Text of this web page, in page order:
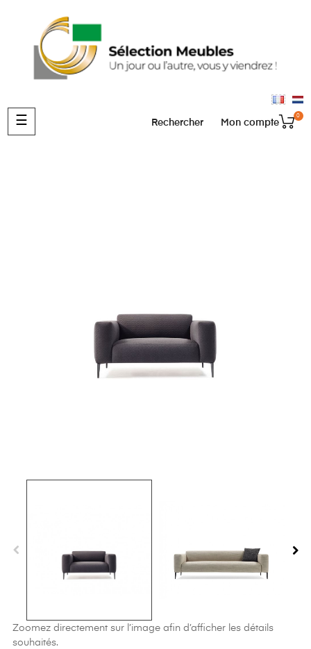
Basculer
la
☰ 0
Mon compte
Rechercher
Zoomez directement sur l’image afin d’afficher les détails
souhaités.